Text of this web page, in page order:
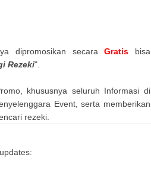
dipromosikan secaraGratis bisa
Rezeki".
khususnya seluruh Informasi di
Event, serta memberikan
rezeki.